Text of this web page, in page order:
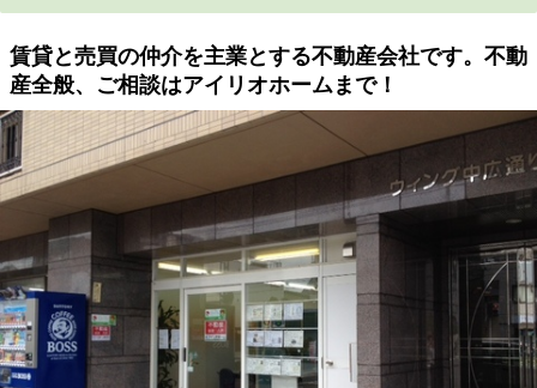
賃貸と売買の仲介を主業とする不動産会社です。不動
産全般、ご相談はアイリオホームまで！